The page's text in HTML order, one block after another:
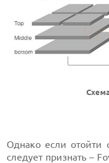
Однако если отойти
следует признать –